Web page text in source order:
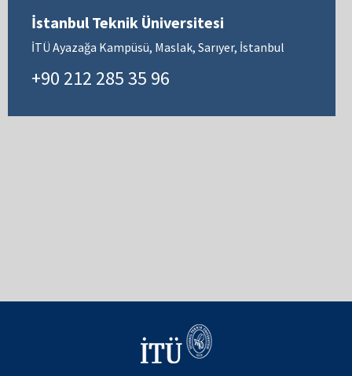
İstanbul Teknik Üniversitesi
İTÜ Ayazağa Kampüsü, Maslak, Sarıyer, İstanbul
+90 212 285 35 96